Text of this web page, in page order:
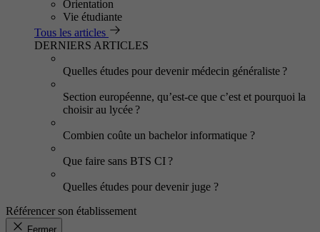
Orientation
Vie étudiante
Tous les articles
DERNIERS ARTICLES
Quelles études pour devenir médecin généraliste ?
Section européenne, qu’est-ce que c’est et pourquoi la
choisir au lycée ?
Combien coûte un bachelor informatique ?
Que faire sans BTS CI ?
Quelles études pour devenir juge ?
Référencer son établissement
Fermer